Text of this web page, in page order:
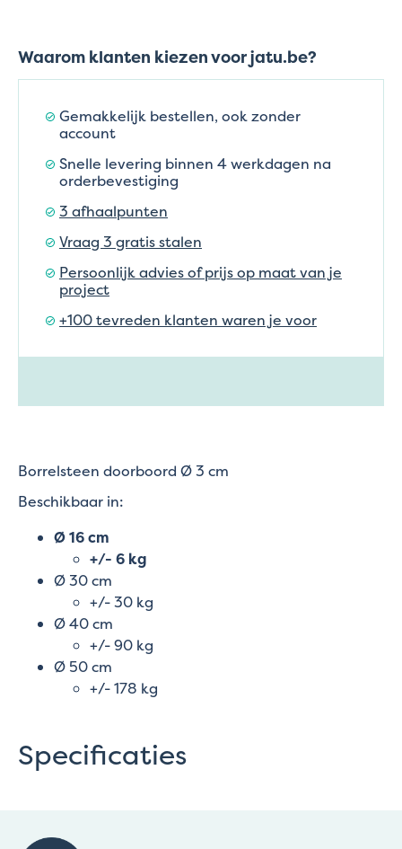
Waarom klanten kiezen voor jatu.be?
Gemakkelijk bestellen, ook zonder
account
Snelle levering binnen 4 werkdagen na
orderbevestiging
3 afhaalpunten
Vraag 3 gratis stalen
Persoonlijk advies of prijs op maat van je
project
+100 tevreden klanten waren je voor
Borrelsteen doorboord Ø 3 cm
Beschikbaar in:
Ø 16 cm
+/- 6 kg
Ø 30 cm
+/- 30 kg
Ø 40 cm
+/- 90 kg
Ø 50 cm
+/- 178 kg
Specificaties